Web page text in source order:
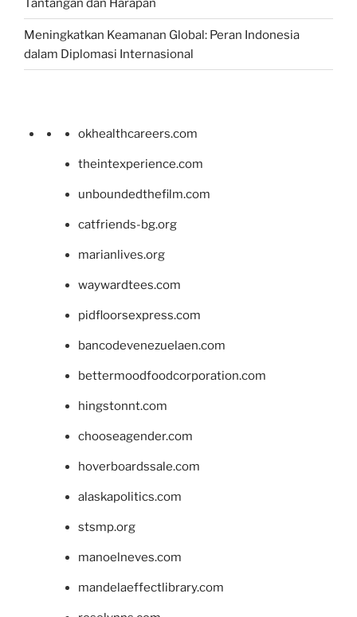
Tantangan dan Harapan
Meningkatkan Keamanan Global: Peran Indonesia
dalam Diplomasi Internasional
okhealthcareers.com
theintexperience.com
unboundedthefilm.com
catfriends-bg.org
marianlives.org
waywardtees.com
pidfloorsexpress.com
bancodevenezuelaen.com
bettermoodfoodcorporation.com
hingstonnt.com
chooseagender.com
hoverboardssale.com
alaskapolitics.com
stsmp.org
manoelneves.com
mandelaeffectlibrary.com